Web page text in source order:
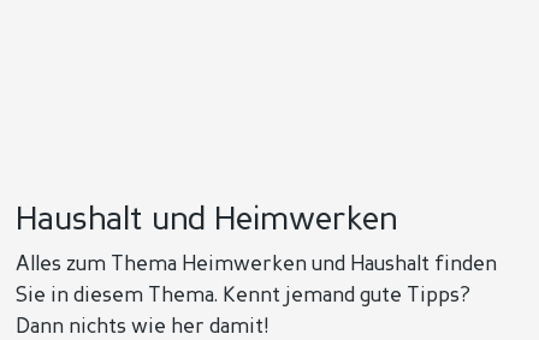
Haushalt und Heimwerken
Alles zum Thema Heimwerken und Haushalt finden
Sie in diesem Thema. Kennt jemand gute Tipps?
Dann nichts wie her damit!